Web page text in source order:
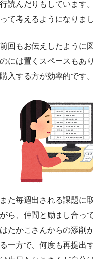
行読んだりもしています
って考えるようになりまし
前回もお伝えしたように
のには置くスペースもあ
購入する方が効率的です。
また毎週出される課題に
がら、仲間と励まし合っ
はたかこさんからの添削
る一方で、何度も再提出